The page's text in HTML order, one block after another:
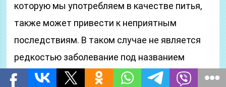
которую мы употребляем в качестве питья,
также может привести к неприятным
последствиям. В таком случае не является
редкостью заболевание под названием
флюороз
, а это уже серьезно.